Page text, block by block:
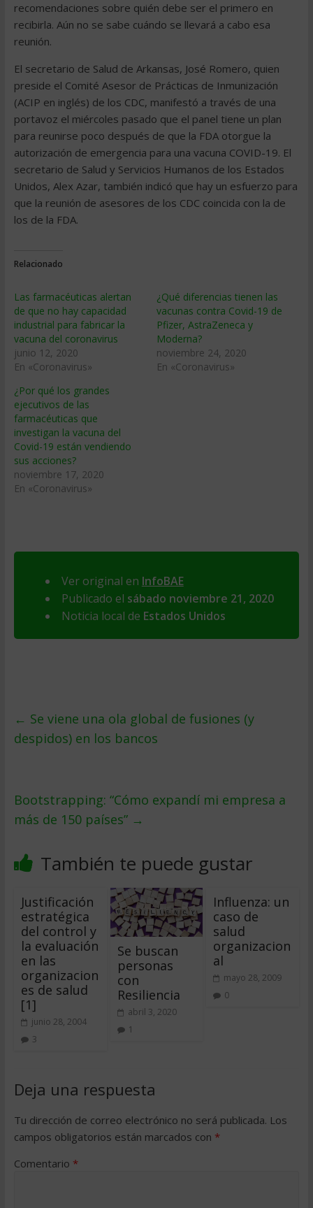
recomendaciones sobre quién debe ser el primero en
recibirla. Aún no se sabe cuándo se llevará a cabo esa
reunión.
El secretario de Salud de Arkansas, José Romero, quien
preside el Comité Asesor de Prácticas de Inmunización
(ACIP en inglés) de los CDC, manifestó a través de una
portavoz el miércoles pasado que el panel tiene un plan
para reunirse poco después de que la FDA otorgue la
autorización de emergencia para una vacuna COVID-19. El
secretario de Salud y Servicios Humanos de los Estados
Unidos, Alex Azar, también indicó que hay un esfuerzo para
que la reunión de asesores de los CDC coincida con la de
los de la FDA.
Relacionado
Las farmacéuticas alertan
de que no hay capacidad
industrial para fabricar la
vacuna del coronavirus
junio 12, 2020
En «Coronavirus»
¿Qué diferencias tienen las
vacunas contra Covid-19 de
Pfizer, AstraZeneca y
Moderna?
noviembre 24, 2020
En «Coronavirus»
¿Por qué los grandes
ejecutivos de las
farmacéuticas que
investigan la vacuna del
Covid-19 están vendiendo
sus acciones?
noviembre 17, 2020
En «Coronavirus»
Ver original en InfoBAE
Publicado el sábado noviembre 21, 2020
Noticia local de Estados Unidos
← Se viene una ola global de fusiones (y
despidos) en los bancos
Bootstrapping: “Cómo expandí mi empresa a
más de 150 países” →
También te puede gustar
Justificación
estratégica
del control y
la evaluación
en las
organizacion
es de salud
[1]
junio 28, 2004
3
Se buscan
personas
con
Resiliencia
abril 3, 2020
1
Influenza: un
caso de
salud
organizacion
al
mayo 28, 2009
0
Deja una respuesta
Tu dirección de correo electrónico no será publicada. Los
campos obligatorios están marcados con *
Comentario *